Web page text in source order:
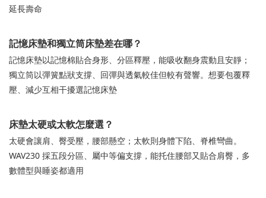
延長壽命
記憶床墊和獨立筒床墊差在哪？
記憶床墊以記憶棉貼合身形、分區釋壓，能吸收翻身震動且安靜；
獨立筒以彈簧點狀支撐、回彈與透氣較佳但較有聲響。想要包覆釋
壓、減少互相干擾選記憶床墊
床墊太硬或太軟怎麼選？
太硬會讓肩、臀受壓，腰部懸空；太軟則身體下陷、脊椎彎曲。
WAV230 採五段分區、屬中等偏支撐，能托住腰部又貼合肩臀，多
數體型與睡姿都適用